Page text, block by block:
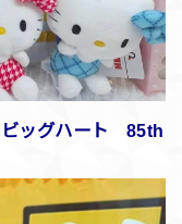
ッグハート 85th